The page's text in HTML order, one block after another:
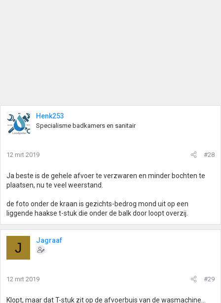
Henk253
Specialisme badkamers en sanitair
12 mrt 2019 #28
Ja beste is de gehele afvoer te verzwaren en minder bochten te
plaatsen, nu te veel weerstand.
de foto onder de kraan is gezichts-bedrog mond uit op een
liggende haakse t-stuk die onder de balk door loopt overzij.
J Jagraaf
12 mrt 2019 #29
Klopt, maar dat T-stuk zit op de afvoerbuis van de wasmachine...